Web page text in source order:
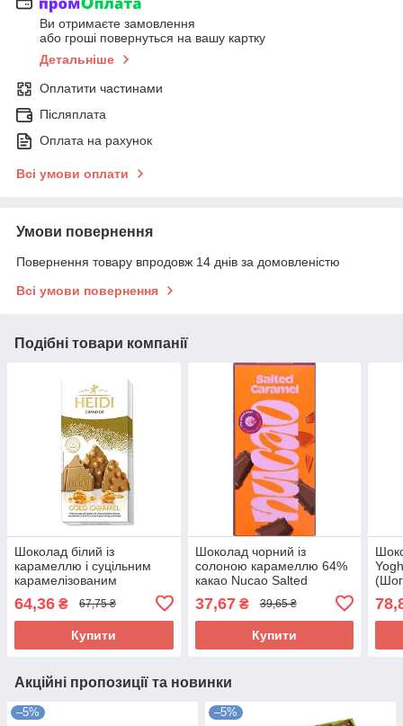
Ви отримаєте замовлення
або гроші повернуться на вашу картку
Детальніше
Оплатити частинами
Післяплата
Оплата на рахунок
Всі умови оплати
Умови повернення
Повернення товару впродовж 14 днів за домовленістю
Всі умови повернення
Подібні товари компанії
Шоколад білий із
карамеллю і суцільним
карамелізованим
фундуком Heidi Grand'Or
Gold Caramel 100 г
Румунія
64,36 ₴ 67,75 ₴
Купити
Шоколад чорний із
солоною карамеллю 64%
какао Nucao Salted
37,67₴ 39,65 ₴
Купити
г
Акційні пропозиції та новинки
–5% –5%